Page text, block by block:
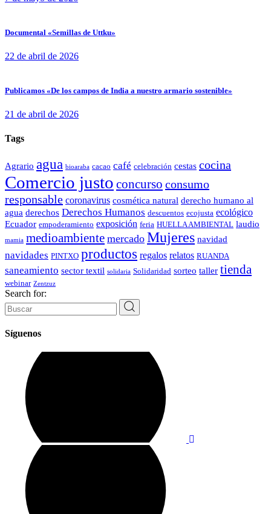
Documental «Semillas de Uttku»
22 de abril de 2026
Publicamos «De los campos de India a nuestro armario sostenible»
21 de abril de 2026
Tags
Agrario agua bioaraba cacao café celebración cestas cocina
Comercio justo concurso consumo
responsable coronavirus cosmética natural derecho humano al
agua derechos Derechos Humanos descuentos ecojusta ecológico
Ecuador empoderamiento exposición feria HUELLA AMBIENTAL laudio
mamia medioambiente mercado Mujeres navidad
navidades PINTXO productos regalos relatos RUANDA
saneamiento sector textil solidaria Solidaridad sorteo taller tienda
webinar Zentzuz
Search for:
Síguenos